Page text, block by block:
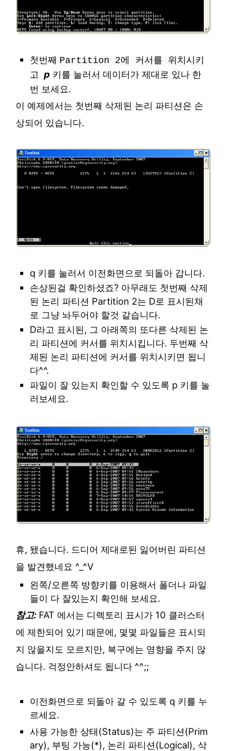
첫번째 Partition 2에 커서를 위치시키
고 p 키를 눌러서 데이터가 제대로 있나 한
번 보세요.
이 예제에서는 첫번째 삭제된 논리 파티션은 손
상되어 있습니다.
q 키를 눌러서 이전화면으로 되돌아 갑니다.
손상된걸 확인하셨죠? 아무래도 첫번째 삭제
된 논리 파티션 Partition 2는 D로 표시된채
로 그냥 놔두어야 할것 같습니다.
D라고 표시된, 그 아래쪽의 또다른 삭제된 논
리 파티션에 커서를 위치시킵니다. 두번째 삭
제된 논리 파티션에 커서를 위치시키면 됩니
다^^.
파일이 잘 있는지 확인할 수 있도록 p 키를 눌
러보세요.
휴, 됐습니다. 드디어 제대로된 잃어버린 파티션
을 발견했네요 ^_^V
왼쪽/오른쪽 방향키를 이용해서 폴더나 파일
들이 다 잘있는지 확인해 보세요.
참고: FAT 에서는 디렉토리 표시가 10 클러스터
에 제한되어 있기 때문에, 몇몇 파일들은 표시되
지 않을지도 모르지만, 복구에는 영향을 주지 않
습니다. 걱정안하셔도 됩니다 ^^;;
이전화면으로 되돌아 갈 수 있도록 q 키를 누
르세요.
사용 가능한 상태(Status)는 주 파티션(Prim
ary), 부팅 가능(*), 논리 파티션(Logical), 삭